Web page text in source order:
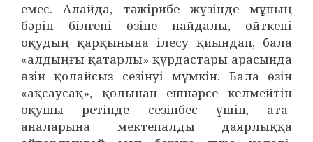
емес. Алайда, тәжірибе жүзінде мұның
бәрін білгені өзіне пайдалы, өйткені
оқудың қарқынына ілесу қиындап, бала
«алдыңғы қатарлы» құрдастары арасында
өзін қолайсыз сезінуі мүмкін. Бала өзін
«ақсаусақ», қолынан ешнәрсе келмейтін
оқушы ретінде сезінбес үшін, ата-
аналарына мектепалды даярлыққа